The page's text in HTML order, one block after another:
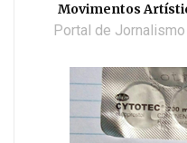
Movimentos
Portal de Jornalismo